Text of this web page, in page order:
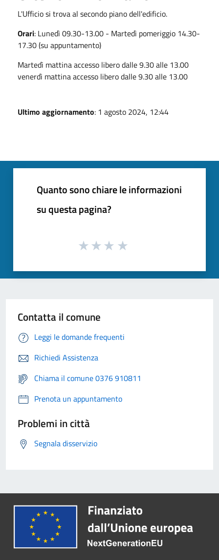
L'Ufficio si trova al secondo piano dell'edificio.
Orari: Lunedì 09.30-13.00 - Martedì pomeriggio 14.30-
17.30 (su appuntamento)
Martedì mattina accesso libero dalle 9.30 alle 13.00
venerdì mattina accesso libero dalle 9.30 alle 13.00
Ultimo aggiornamento: 1 agosto 2024, 12:44
Quanto sono chiare le informazioni
su questa pagina?
Contatta il comune
Leggi le domande frequenti
Richiedi Assistenza
Chiama il comune 0376 910811
Prenota un appuntamento
Problemi in città
Segnala disservizio